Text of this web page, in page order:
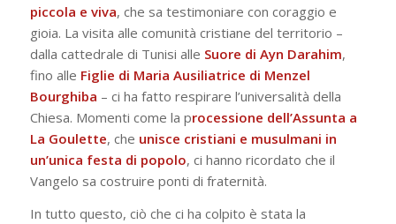
piccola e viva, che sa testimoniare con coraggio e
gioia. La visita alle comunità cristiane del territorio –
dalla cattedrale di Tunisi alle Suore di Ayn Darahim,
fino alle Figlie di Maria Ausiliatrice di Menzel
Bourghiba – ci ha fatto respirare l’universalità della
Chiesa. Momenti come la processione dell’Assunta a
La Goulette, che unisce cristiani e musulmani in
un’unica festa di popolo, ci hanno ricordato che il
Vangelo sa costruire ponti di fraternità.
In tutto questo, ciò che ci ha colpito è stata la